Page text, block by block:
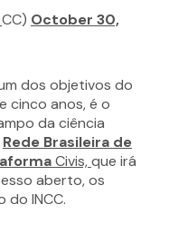
October 30,
dos objetivos do
cinco anos, é o
da ciência
Rede Brasileira de
Civis,que irá
aberto, os
INCC.